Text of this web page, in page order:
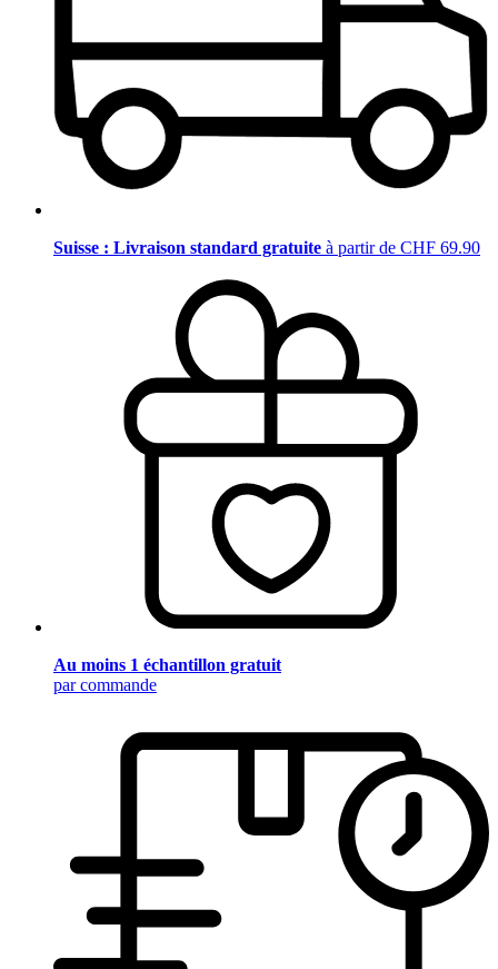
Suisse : Livraison standard gratuite à partir de CHF 69.90
Au moins 1 échantillon gratuit
par commande